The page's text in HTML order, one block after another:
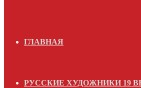
ГЛАВНАЯ
РУССКИЕ ХУДОЖНИКИ 19